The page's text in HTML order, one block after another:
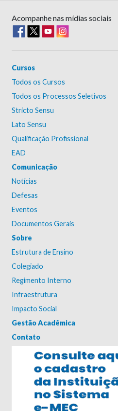
Acompanhe nas mídias sociais
Cursos
Todos os Cursos
Todos os Processos Seletivos
Stricto Sensu
Lato Sensu
Qualificação Profissional
EAD
Comunicação
Notícias
Defesas
Eventos
Documentos Gerais
Sobre
Estrutura de Ensino
Colegiado
Regimento Interno
Infraestrutura
Impacto Social
Gestão Acadêmica
Contato